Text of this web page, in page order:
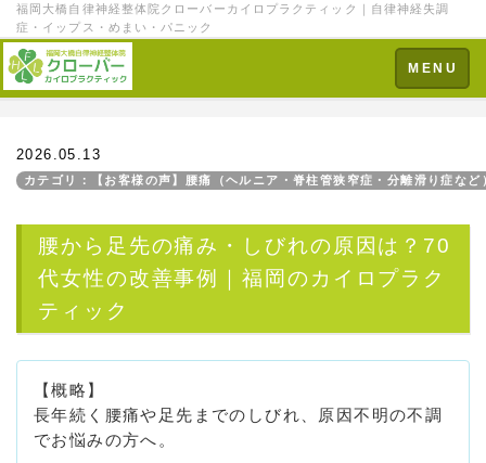
福岡大橋自律神経整体院クローバーカイロプラクティック｜自律神経失調
症・イップス・めまい・パニック
Toggle
navigation
MENU
2026.05.13
カテゴリ：【お客様の声】腰痛（ヘルニア・脊柱管狭窄症・分離滑り症など
腰から足先の痛み・しびれの原因は？70
代女性の改善事例｜福岡のカイロプラク
ティック
【概略】
長年続く腰痛や足先までのしびれ、原因不明の不調
でお悩みの方へ。